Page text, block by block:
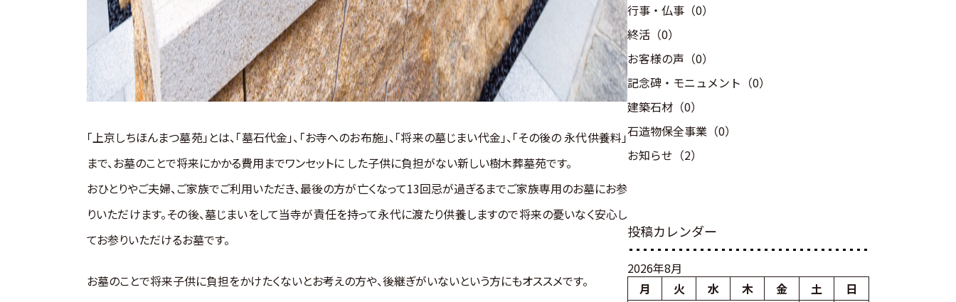
「上京しちほんまつ墓苑」とは、「墓石代金」、「お寺へのお布施」、「将来の墓じまい代金」、「その後の 永代供養料」
まで、お墓のことで将来にかかる費用までワンセットに した子供に負担がない新しい樹木葬墓苑です。
おひとりやご夫婦、ご家族でご利用いただき、最後の方が亡くなって13回忌が過ぎるまでご家族専用のお墓にお参
りいただけます。その後、墓じまいをして当寺が責任を持って永代に渡たり供養しますので将来の憂いなく安心し
てお参りいただけるお墓です。
お墓のことで将来子供に負担をかけたくないとお考えの方や、後継ぎがいないという方にもオススメです。
行事・仏事（0）
終活（0）
お客様の声（0）
記念碑・モニュメント（0）
建築石材（0）
石造物保全事業（0）
お知らせ（2）
投稿カレンダー
2026年8月
月
火 水 木 金 土
日